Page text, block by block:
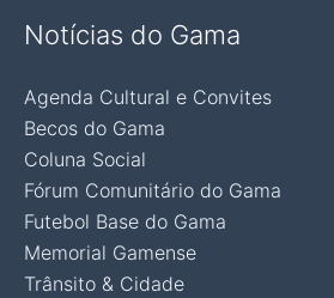
Notícias do Gama
Agenda Cultural e Convites
Becos do Gama
Coluna Social
Fórum Comunitário do Gama
Futebol Base do Gama
Memorial Gamense
Trânsito & Cidade